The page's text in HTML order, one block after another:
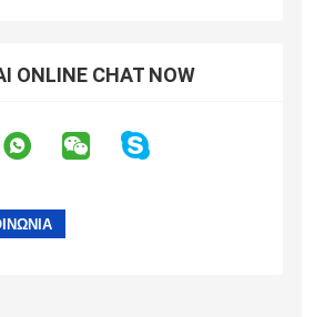
ONLINE CHAT NOW